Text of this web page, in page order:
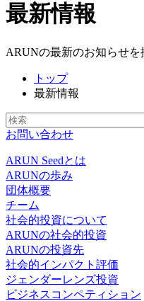
最新情報
ARUNの最新のお知らせを
トップ
最新情報
お問い合わせ
ARUN Seedとは
ARUNの歩み
団体概要
チーム
社会的投資について
ARUNの社会的投資
ARUNの投資先
社会的インパクト評価
ジェンダーレンズ投資
ビジネスコンペティション